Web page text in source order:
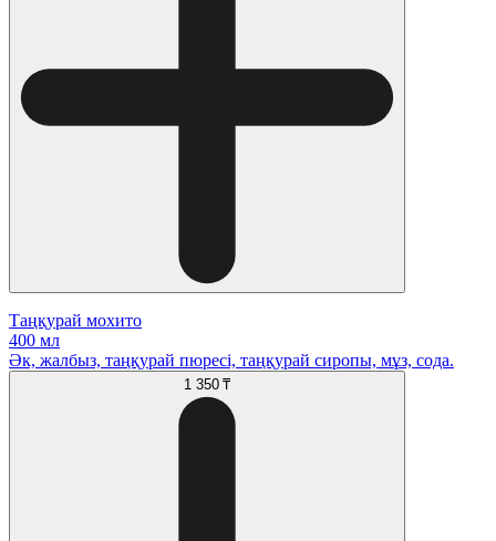
Таңқурай мохито
400 мл
Әк, жалбыз, таңқурай пюресі, таңқурай сиропы, мұз, сода.
1 350 ₸